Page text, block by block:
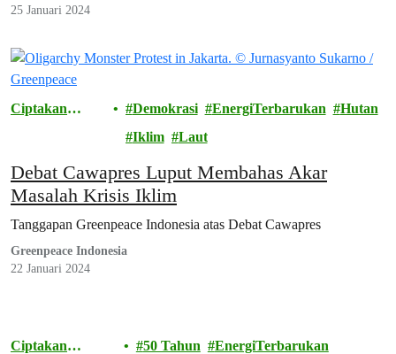
ekosistem tanah air tidak mendapat penekanan yang memadai.
25 Januari 2024
Ciptakan
Demokrasi EnergiTerbarukan
Hutan
Iklim
Laut
Debat Cawapres Luput Membahas Akar
Masalah Krisis Iklim
Tanggapan Greenpeace Indonesia atas Debat Cawapres
Greenpeace Indonesia
22 Januari 2024
Ciptakan
50 Tahun
EnergiTerbarukan